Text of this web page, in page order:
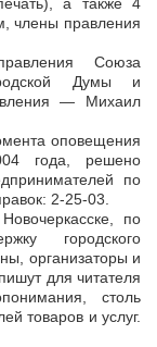
а также 4
члены правления
Союза
Думы и
— Михаил
оповещения
года, решено
по
2-25-03.
по
городского
организаторы и
для читателя
столь
товаров и услуг.